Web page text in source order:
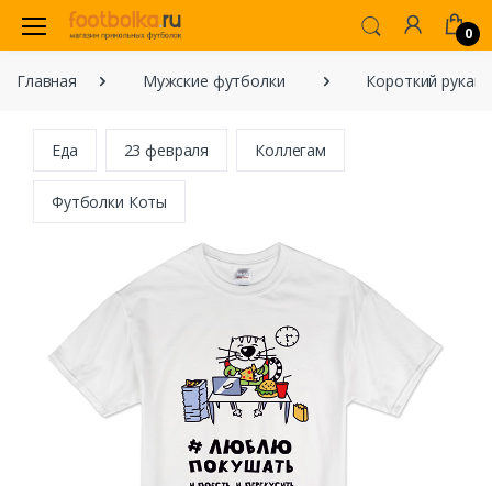
0
Главная Мужские футболки Короткий рукав
Еда 23 февраля Коллегам
Футболки Коты